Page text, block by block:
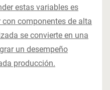
estas variables es
componentes de alta
se convierte en una
un desempeño
producción.